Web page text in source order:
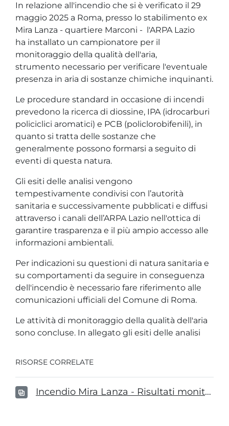
In relazione all'incendio che si è verificato il 29
maggio 2025 a Roma, presso lo stabilimento ex
Mira Lanza - quartiere Marconi - l'ARPA Lazio
ha installato un campionatore per il
monitoraggio della qualità dell'aria,
strumento necessario per verificare l'eventuale
presenza in aria di sostanze chimiche inquinanti.
Le procedure standard in occasione di incendi
prevedono la ricerca di diossine, IPA (idrocarburi
policiclici aromatici) e PCB (policlorobifenili), in
quanto si tratta delle sostanze che
generalmente possono formarsi a seguito di
eventi di questa natura.
Gli esiti delle analisi vengono
tempestivamente condivisi con l’autorità
sanitaria e successivamente pubblicati e diffusi
attraverso i canali dell’ARPA Lazio nell'ottica di
garantire trasparenza e il più ampio accesso alle
informazioni ambientali.
Per indicazioni su questioni di natura sanitaria e
su comportamenti da seguire in conseguenza
dell'incendio è necessario fare riferimento alle
comunicazioni ufficiali del Comune di Roma.
Le attività di monitoraggio della qualità dell'aria
sono concluse. In allegato gli esiti delle analisi
RISORSE CORRELATE
Incendio Mira Lanza - Risultati monitoraggio 20250530.pdf